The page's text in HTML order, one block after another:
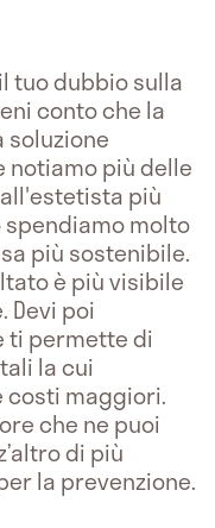
tuo dubbio sulla
conto che la
soluzione
notiamo più delle
più
molto
più sostenibile.
è più visibile
Devi poi
ti permette di
la cui
maggiori.
che ne puoi
di più
la prevenzione.